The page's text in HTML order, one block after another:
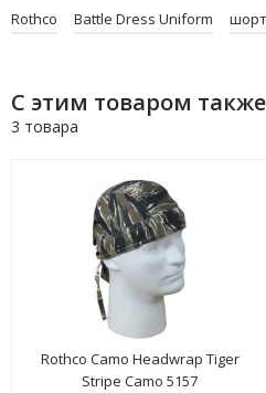
Rothco Battle Dress Uniform
С этим товаром
3 товара
Rothco Camo Headwrap Tiger
Stripe Camo 5157